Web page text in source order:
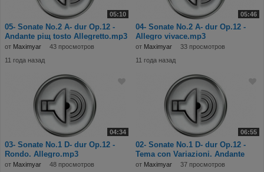
05:10
05- Sonate No.2 A- dur Op.12 -
Andante piщ tosto Allegretto.mp3
от Maximyar
43 просмотров
11 года назад
05:46
04- Sonate No.2 A- dur Op.12 -
Allegro vivace.mp3
от Maximyar
33 просмотров
11 года назад
04:34
03- Sonate No.1 D- dur Op.12 -
Rondo. Allegro.mp3
от Maximyar
48 просмотров
06:55
02- Sonate No.1 D- dur Op.12 -
Tema con Variazioni. Andante
con moto.m
от Maximyar
37 просмотров